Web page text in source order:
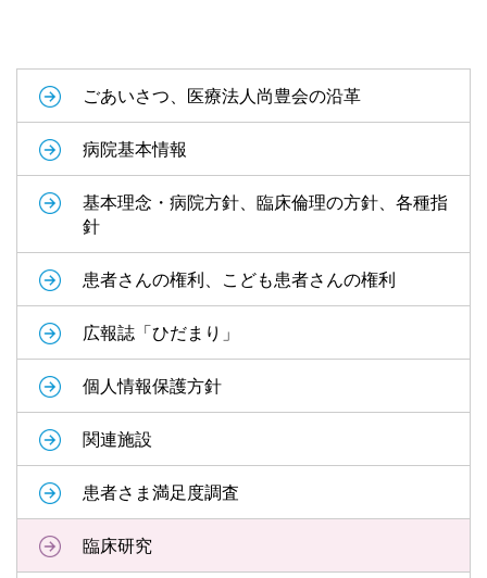
ごあいさつ、医療法人尚豊会の沿革
病院基本情報
基本理念・病院方針、臨床倫理の方針、各種指
針
患者さんの権利、こども患者さんの権利
広報誌「ひだまり」
個人情報保護方針
関連施設
患者さま満足度調査
臨床研究